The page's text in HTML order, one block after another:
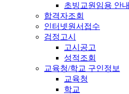
초빙교원임용 안내
합격자조회
인터넷원서접수
검정고시
고시공고
성적조회
교육청/학교 구인정보
교육청
학교